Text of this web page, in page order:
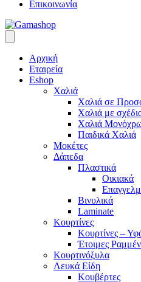
Επικοινωνία
Αρχική
Εταιρεία
Eshop
Χαλιά
Χαλιά σε
Χαλιά με
Χαλιά
Παιδικά Χαλιά
Μοκέτες
Δάπεδα
Πλαστικά
Οικιακά
Βινυλικά
Laminate
Κουρτίνες
Κουρτίνες –
Έτοιμες
Κουρτινόξυλα
Λευκά Είδη
Κουβέρτες